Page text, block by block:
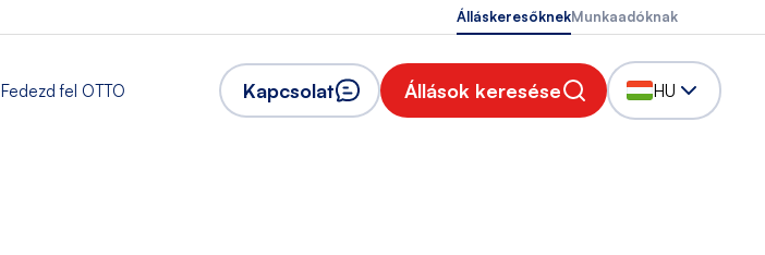
ÁlláskeresőknekMunkaadóknak
Fedezd fel OTTO Kapcsolat Állások keresése HU